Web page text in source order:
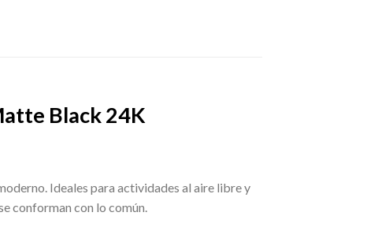
Black 24K
Ideales para actividades al aire libre y
conforman con lo común.